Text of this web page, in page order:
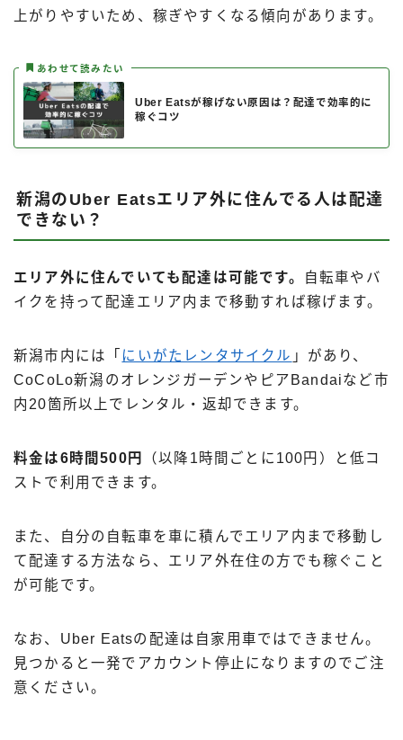
上がりやすいため、稼ぎやすくなる傾向があります。
あわせて読みたい
Uber Eatsが稼げない原因は？配達で効率的に
稼ぐコツ
新潟のUber Eatsエリア外に住んでる人は配達
できない？
エリア外に住んでいても配達は可能です。
自転車やバ
イクを持って配達エリア内まで移動すれば稼げます。
新潟市内には「 にいがたレンタサイクル 」があり、
CoCoLo新潟のオレンジガーデンやピアBandaiなど市
内20箇所以上でレンタル・返却できます。
料金は6時間500円
（以降1時間ごとに100円）と低コ
ストで利用できます。
また、自分の自転車を車に積んでエリア内まで移動し
て配達する方法なら、エリア外在住の方でも稼ぐこと
が可能です。
なお、Uber Eatsの配達は自家用車ではできません。
見つかると一発でアカウント停止になりますのでご注
意ください。